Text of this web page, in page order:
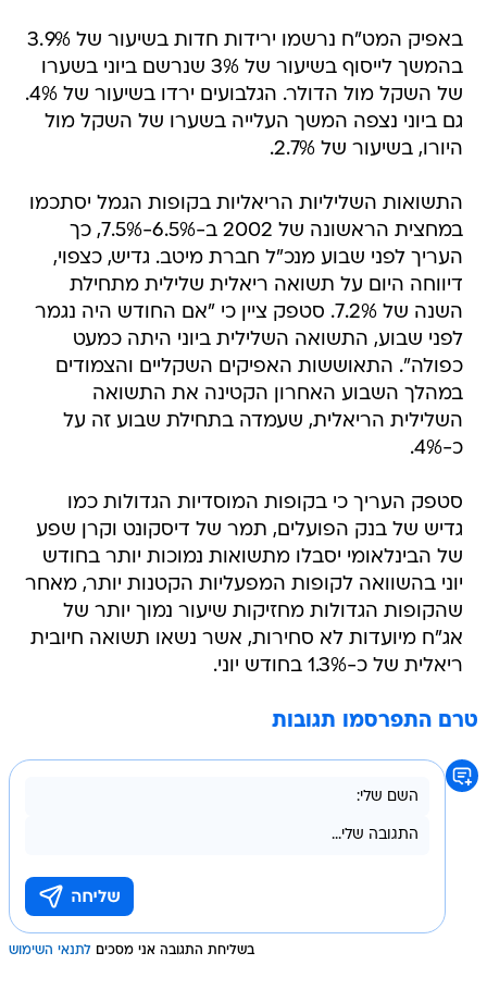
באפיק המט"ח נרשמו ירידות חדות בשיעור של 3.9%
בהמשך לייסוף בשיעור של 3% שנרשם ביוני בשערו
של השקל מול הדולר. הגלבועים ירדו בשיעור של 4%.
גם ביוני נצפה המשך העלייה בשערו של השקל מול
היורו, בשיעור של 2.7%.
התשואות השליליות הריאליות בקופות הגמל יסתכמו
במחצית הראשונה של 2002 ב-6.5%-7.5%, כך
העריך לפני שבוע מנכ"ל חברת מיטב. גדיש, כצפוי,
דיווחה היום על תשואה ריאלית שלילית מתחילת
השנה של 7.2%. סטפק ציין כי "אם החודש היה נגמר
לפני שבוע, התשואה השלילית ביוני היתה כמעט
כפולה". התאוששות האפיקים השקליים והצמודים
במהלך השבוע האחרון הקטינה את התשואה
השלילית הריאלית, שעמדה בתחילת שבוע זה על
כ-4%.
סטפק העריך כי בקופות המוסדיות הגדולות כמו
גדיש של בנק הפועלים, תמר של דיסקונט וקרן שפע
של הבינלאומי יסבלו מתשואות נמוכות יותר בחודש
יוני בהשוואה לקופות המפעליות הקטנות יותר, מאחר
שהקופות הגדולות מחזיקות שיעור נמוך יותר של
אג"ח מיועדות לא סחירות, אשר נשאו תשואה חיובית
ריאלית של כ-1.3% בחודש יוני.
טרם התפרסמו תגובות
בשליחת התגובה אני מסכים לתנאי השימוש